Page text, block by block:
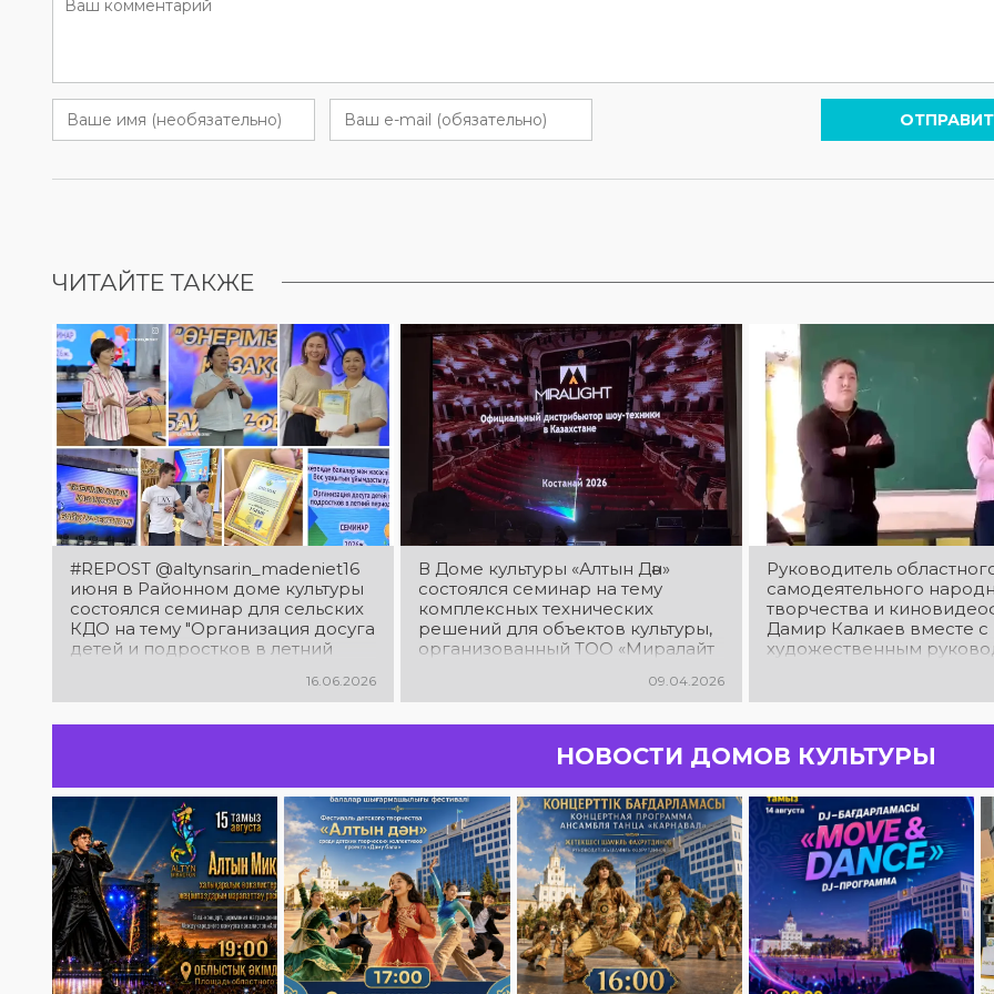
ЧИТАЙТЕ ТАКЖЕ
#REPOST @altynsarin_madeniet16
июня в Районном доме культуры
состоялся семинар для сельских
КДО на тему "Организация досуга
детей и подростков в летний
16.06.2026
В Доме культуры «Алтын Дән»
состоялся семинар на тему
комплексных технических
решений для объектов культуры,
организованный ТОО «Миралайт
09.04.2026
Руководитель
самодеятельного
творчества и
Дамир Калкаев вместе с
художественным
посетили Жуковский
клуб Костанайского
ходе визита состоялась
генеральным
«Аян-озат» Валерием
Розумовичем
НОВОСТИ ДОМОВ КУЛЬТУРЫ